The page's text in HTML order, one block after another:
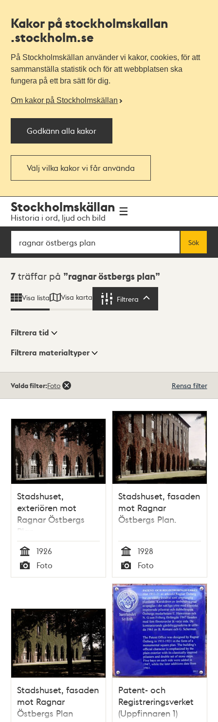
Kakor på stockholmskallan
.stockholm.se
På Stockholmskällan använder vi kakor, cookies, för att
sammanställa statistik och för att webbplatsen ska
fungera på ett bra sätt för dig.
Om kakor på Stockholmskällan
Godkänn alla kakor
Välj vilka kakor vi får använda
navigationen
huvudinnehållet
Stockholmskällan
Historia i ord, ljud och bild
Sök
Sök
Sökresultat
7 träffar på ragnar östbergs plan
Visa lista Visa karta Filtrera
Visningsläge
Filtrera tid
Filtrera materialtyper
träffar
Valda filter:Foto Rensa filter
Stadshuset,
exteriören mot
Ragnar Östbergs
Plan.
Tid
1926
Typ
Foto
Stadshuset, fasaden
mot Ragnar
Östbergs Plan.
Tid
1928
Typ
Foto
Stadshuset, fasaden
mot Ragnar
Östbergs Plan
Patent- och
Registreringsverket
(Uppfinnaren 1)